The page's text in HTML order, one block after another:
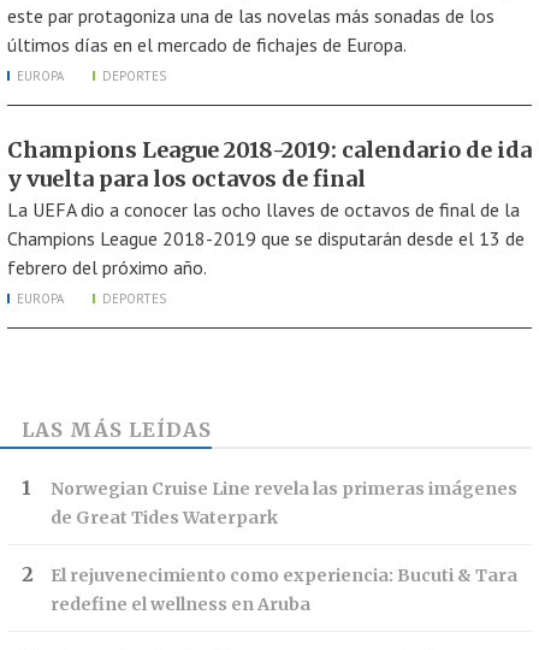
este par protagoniza una de las novelas más sonadas de los
últimos días en el mercado de fichajes de Europa.
EUROPA DEPORTES
Champions League 2018-2019: calendario de ida
y vuelta para los octavos de final
La UEFA dio a conocer las ocho llaves de octavos de final de la
Champions League 2018-2019 que se disputarán desde el 13 de
febrero del próximo año.
EUROPA DEPORTES
LAS MÁS LEÍDAS
Norwegian Cruise Line revela las primeras imágenes
de Great Tides Waterpark
El rejuvenecimiento como experiencia: Bucuti & Tara
redefine el wellness en Aruba